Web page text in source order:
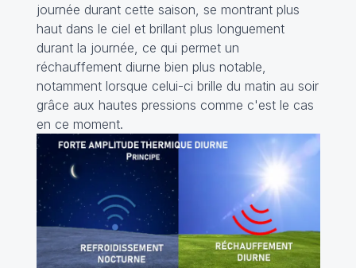
journée durant cette saison, se montrant plus
haut dans le ciel et brillant plus longuement
durant la journée, ce qui permet un
réchauffement diurne bien plus notable,
notamment lorsque celui-ci brille du matin au soir
grâce aux hautes pressions comme c'est le cas
en ce moment.